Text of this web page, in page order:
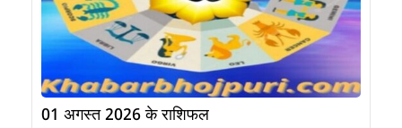
01 अगस्त 2026 के राशिफल